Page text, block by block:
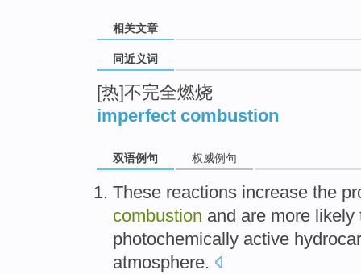
相关文章
同近义词
[热]不完全燃烧
imperfect combustion
双语例句 权威例句
These reactions increase the
combustion and are more likely
photochemically active
atmosphere.